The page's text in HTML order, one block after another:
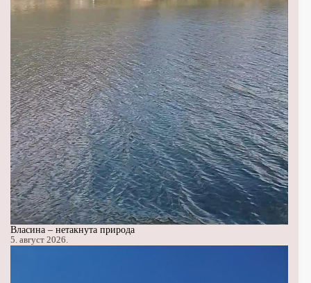
Власина – нетакнута природа
5. август 2026.